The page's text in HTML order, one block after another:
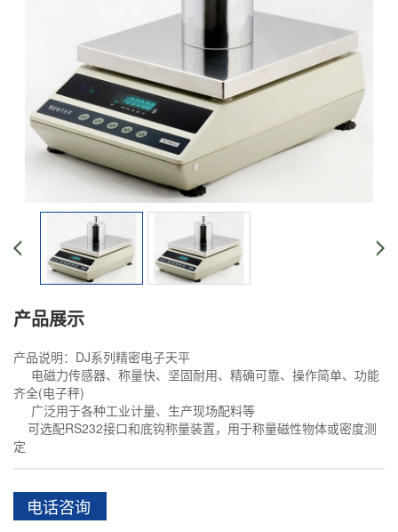
产品展示
产品说明：DJ系列精密电子天平
电磁力传感器、称量快、坚固耐用、精确可靠、操作简单、功能
齐全(电子秤)
广泛用于各种工业计量、生产现场配料等
可选配RS232接口和底钩称量装置，用于称量磁性物体或密度测
定
电话咨询